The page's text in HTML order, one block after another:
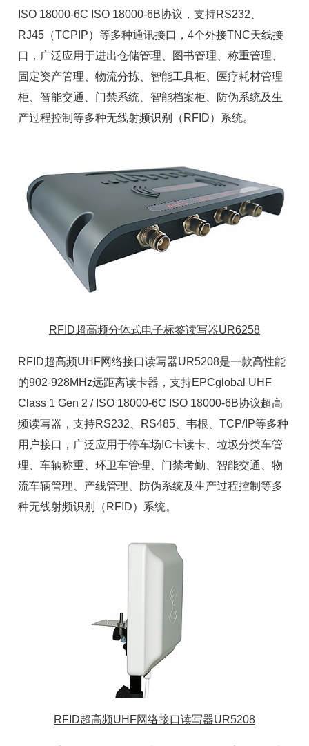
ISO 18000-6C ISO 18000-6B协议，支持RS232、
RJ45（TCPIP）等多种通讯接口，4个外接TNC天线接
口，广泛应用于进出仓储管理、图书管理、称重管理、
固定资产管理 、物流分拣、 智能工具柜
医疗耗材管理
柜、智能交通、门禁系统、 智能档案柜 、防伪系统及生
产过程控制等多种无线射频识别（RFID）系统。
RFID超高频分体式电子标签读写器UR6258
RFID超高频UHF网络接口读写器UR5208是一款高性能
的902-928MHz远距离读卡器 ，支持EPCglobal UHF
Class 1 Gen 2 / ISO 18000-6C ISO 18000-6B协议超高
频读写器 ，支持RS232、RS485、韦根、TCP/IP等多种
用户接口，广泛应用于停车场IC卡读卡、垃圾分类车管
理、 车辆称重 、环卫车管理、门禁考勤、智能交通、物
流车辆管理、产线管理、防伪系统及生产过程控制等多
种无线射频识别（ RFID）系统。
RFID超高频UHF网络接口读写器UR5208